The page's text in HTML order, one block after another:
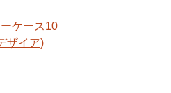
ケース10
ザイア)